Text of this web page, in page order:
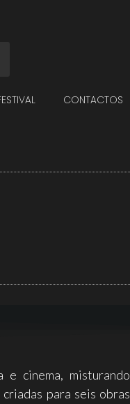
CONTACTOS
e cinema, misturando
para seis obras